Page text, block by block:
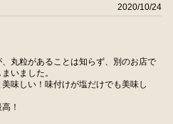
2020/10/24
丸粒があることは知らず、別のお店で
いました。
味しい！味付けが塩だけでも美味し
！